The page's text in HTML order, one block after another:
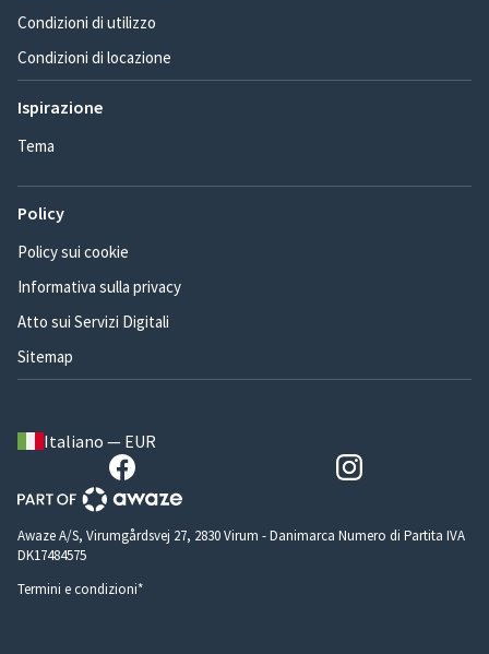
Condizioni di utilizzo
Condizioni di locazione
Ispirazione
Tema
Policy
Policy sui cookie
Informativa sulla privacy
Atto sui Servizi Digitali
Sitemap
Italiano — EUR
Awaze A/S, Virumgårdsvej 27, 2830 Virum - Danimarca Numero di Partita IVA
DK17484575
Termini e condizioni*